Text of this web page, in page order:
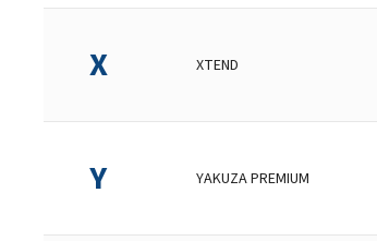
X XTEND
Y YAKUZA PREMIUM